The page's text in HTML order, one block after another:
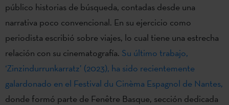
público historias de búsqueda, contadas desde una
narrativa poco convencional. En su ejercicio como
periodista escribió sobre viajes, lo cual tiene una estrecha
relación con su cinematografía. Su último trabajo,
‘Zinzindurrunkarratz’ (2023), ha sido recientemente
galardonado en el Festival du Cinèma Espagnol de Nantes,
donde formó parte de Fenêtre Basque, sección dedicada